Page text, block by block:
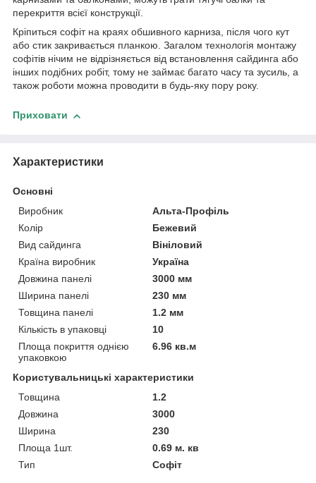
перекриття всієї конструкції.
Кріпиться софіт на краях обшивного карниза, після чого кут
або стик закривається планкою. Загалом технологія монтажу
софітів нічим не відрізняється від встановлення сайдинга або
інших подібних робіт, тому не займає багато часу та зусиль, а
також роботи можна проводити в будь-яку пору року.
Приховати
Характеристики
Основні
Виробник
Альта-Профіль
Колір
Бежевий
Вид сайдинга
Вініловий
Країна виробник
Україна
Довжина панелі
3000 мм
Ширина панелі
230 мм
Товщина панелі
1.2 мм
Кількість в упаковці
10
Площа покриття однією
упаковкою
6.96 кв.м
Користувальницькі характеристики
Товщина
1.2
Довжина
3000
Ширина
230
Площа 1шт.
0.69 м. кв
Тип
Софіт